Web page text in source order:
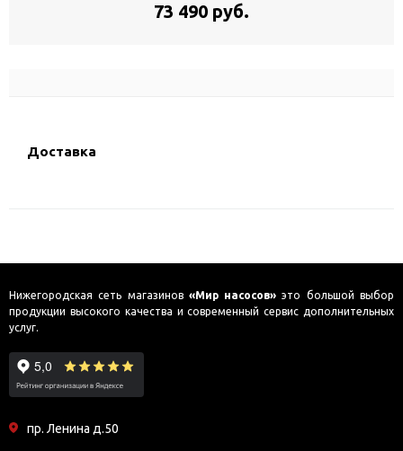
73 490 руб.
Доставка
Нижегородская сеть магазинов «Мир насосов» это большой выбор
продукции высокого качества и современный сервис дополнительных
услуг.
пр. Ленина д.50